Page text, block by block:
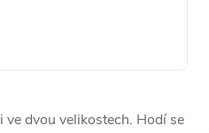
ve dvou velikostech. Hodí se